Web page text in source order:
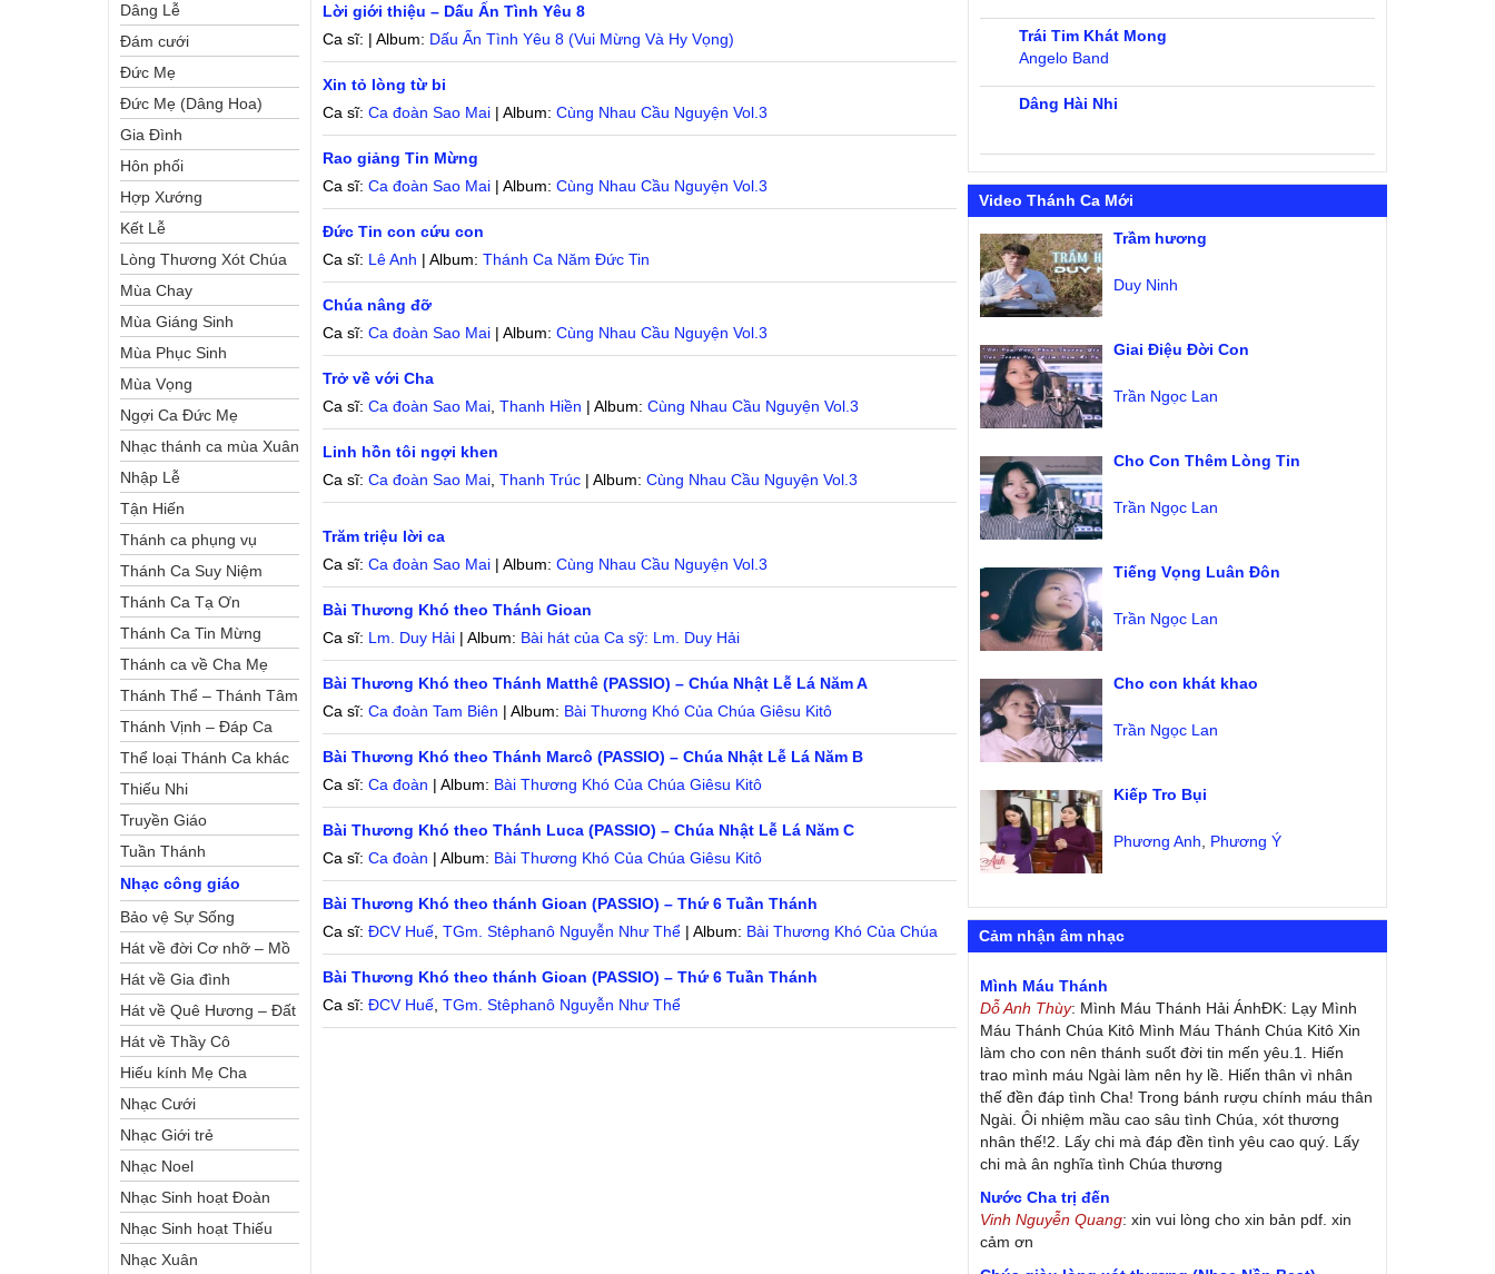
Lời giới thiệu – Dấu Ấn Tình Yêu 8
Ca sĩ: | Album: Dấu Ấn Tình Yêu 8 (Vui Mừng Và Hy Vọng)
Xin tỏ lòng từ bi
Ca sĩ:Ca đoàn Sao Mai | Album:Cùng Nhau Cầu Nguyện Vol.3
Rao giảng Tin Mừng
Ca sĩ:Ca đoàn Sao Mai | Album:Cùng Nhau Cầu Nguyện Vol.3
Đức Tin con cứu con
Ca sĩ: Lê Anh | Album:Thánh Ca Năm Đức Tin
Chúa nâng đỡ
Ca sĩ:Ca đoàn Sao Mai | Album:Cùng Nhau Cầu Nguyện Vol.3
Trở về với Cha
Ca sĩ:Ca đoàn Sao Mai ,Thanh Hiền | Album:Cùng Nhau Cầu Nguyện Vol.3
Linh hồn tôi ngợi khen
Ca sĩ:Ca đoàn Sao Mai ,Thanh Trúc | Album:Cùng Nhau Cầu Nguyện Vol.3
Trăm triệu lời ca
Ca sĩ:Ca đoàn Sao Mai | Album:Cùng Nhau Cầu Nguyện Vol.3
Bài Thương Khó theo Thánh Gioan
Ca sĩ: Lm. Duy Hải | Album: Bài hát của Ca sỹ: Lm. Duy Hải
Bài Thương Khó theo Thánh Matthê (PASSIO) – Chúa Nhật Lễ Lá Năm A
Ca sĩ:Ca đoàn Tam Biên | Album: Bài Thương Khó Của Chúa Giêsu Kitô
Bài Thương Khó theo Thánh Marcô (PASSIO) – Chúa Nhật Lễ Lá Năm B
Ca sĩ:Ca đoàn | Album: Bài Thương Khó Của Chúa Giêsu Kitô
Bài Thương Khó theo Thánh Luca (PASSIO) – Chúa Nhật Lễ Lá Năm C
Ca sĩ:Ca đoàn | Album: Bài Thương Khó Của Chúa Giêsu Kitô
Bài Thương Khó theo thánh Gioan (PASSIO) – Thứ 6 Tuần Thánh
Ca sĩ:ĐCV Huế ,TGm. Stêphanô Nguyễn Như Thể | Album: Bài Thương Khó Của Chúa
Giêsu Kitô
Bài Thương Khó theo thánh Gioan (PASSIO) – Thứ 6 Tuần Thánh
Ca sĩ:ĐCV Huế ,TGm. Stêphanô Nguyễn Như Thể
Dâng Lễ
Đám cưới
Đức Mẹ
Đức Mẹ (Dâng Hoa)
Gia Đình
Hôn phối
Hợp Xướng
Kết Lễ
Lòng Thương Xót Chúa
Mùa Chay
Mùa Giáng Sinh
Mùa Phục Sinh
Mùa Vọng
Ngợi Ca Đức Mẹ
Nhạc thánh ca mùa Xuân
Nhập Lễ
Tận Hiến
Thánh ca phụng vụ
Thánh Ca Suy Niệm
Thánh Ca Tạ Ơn
Thánh Ca Tin Mừng
Thánh ca về Cha Mẹ
Thánh Thể – Thánh Tâm
Thánh Vịnh – Đáp Ca
Thể loại Thánh Ca khác
Thiếu Nhi
Truyền Giáo
Tuần Thánh
Nhạc công giáo
Bảo vệ Sự Sống
Hát về đời Cơ nhỡ – Mồ
côi
Hát về Gia đình
Hát về Quê Hương – Đất
Nước
Hát về Thầy Cô
Hiếu kính Mẹ Cha
Nhạc Cưới
Nhạc Giới trẻ
Nhạc Noel
Nhạc Sinh hoạt Đoàn
Thể Công Giáo
Nhạc Sinh hoạt Thiếu
Nhi
Nhạc Xuân
Trái Tim Khát Mong
Angelo Band
Dâng Hài Nhi
Video Thánh Ca Mới
Trầm hương
Duy Ninh
Giai Điệu Đời Con
Trần Ngọc Lan
Cho Con Thêm Lòng Tin
Trần Ngọc Lan
Tiếng Vọng Luân Đôn
Trần Ngọc Lan
Cho con khát khao
Trần Ngọc Lan
Kiếp Tro Bụi
Phương Anh Phương Ý
Cảm nhận âm nhạc
Mình Máu Thánh
Dỗ Anh Thùy: Mình Máu Thánh Hải ÁnhĐK: Lạy Mình
Máu Thánh Chúa Kitô Mình Máu Thánh Chúa Kitô Xin
làm cho con nên thánh suốt đời tin mến yêu.1. Hiến
trao mình máu Ngài làm nên hy lề. Hiến thân vì nhân
thế đền đáp tình Cha! Trong bánh rượu chính máu thân
Ngài. Ôi nhiệm mầu cao sâu tình Chúa, xót thương
nhân thế!2. Lấy chi mà đáp đền tình yêu cao quý. Lấy
chi mà ân nghĩa tình Chúa thương
Nước Cha trị đến
Vinh Nguyễn Quang: xin vui lòng cho xin bản pdf. xin
cảm ơn